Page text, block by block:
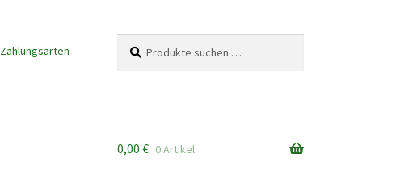
Zahlungsarten
nach:
0,00 € 0 Artikel